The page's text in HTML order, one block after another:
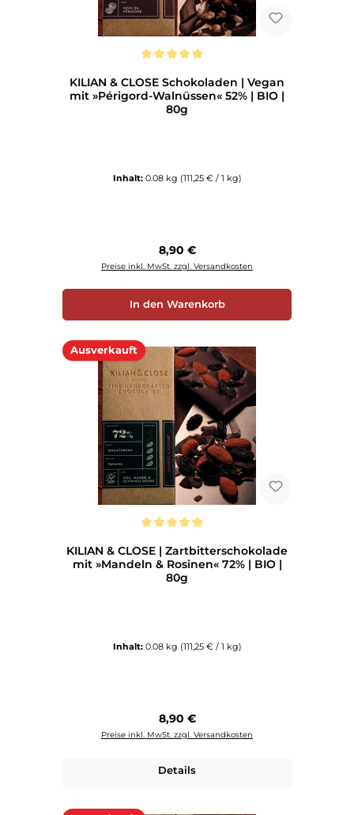
KILIAN & CLOSE Schokoladen | Vegan
mit »Périgord-Walnüssen« 52% | BIO |
80g
Inhalt: 0.08 kg (111,25 € / 1 kg)
Regulärer Preis:
8,90 €
Preise inkl. MwSt. zzgl. Versandkosten
In den Warenkorb
Ausverkauft
KILIAN & CLOSE | Zartbitterschokolade
mit »Mandeln & Rosinen« 72% | BIO |
80g
Inhalt: 0.08 kg (111,25 € / 1 kg)
Regulärer Preis:
8,90 €
Preise inkl. MwSt. zzgl. Versandkosten
Details